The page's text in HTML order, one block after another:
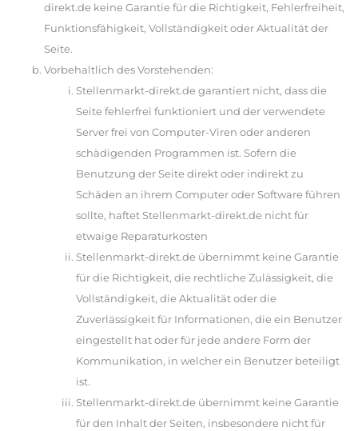
direkt.de keine Garantie für die Richtigkeit, Fehlerfreiheit,
Funktionsfähigkeit, Vollständigkeit oder Aktualität der
Seite.
Vorbehaltlich des Vorstehenden:
Stellenmarkt-direkt.de garantiert nicht, dass die
Seite fehlerfrei funktioniert und der verwendete
Server frei von Computer-Viren oder anderen
schädigenden Programmen ist. Sofern die
Benutzung der Seite direkt oder indirekt zu
Schäden an ihrem Computer oder Software führen
sollte, haftet Stellenmarkt-direkt.de nicht für
etwaige Reparaturkosten
Stellenmarkt-direkt.de übernimmt keine Garantie
für die Richtigkeit, die rechtliche Zulässigkeit, die
Vollständigkeit, die Aktualität oder die
Zuverlässigkeit für Informationen, die ein Benutzer
eingestellt hat oder für jede andere Form der
Kommunikation, in welcher ein Benutzer beteiligt
ist.
Stellenmarkt-direkt.de übernimmt keine Garantie
für den Inhalt der Seiten, insbesondere nicht für